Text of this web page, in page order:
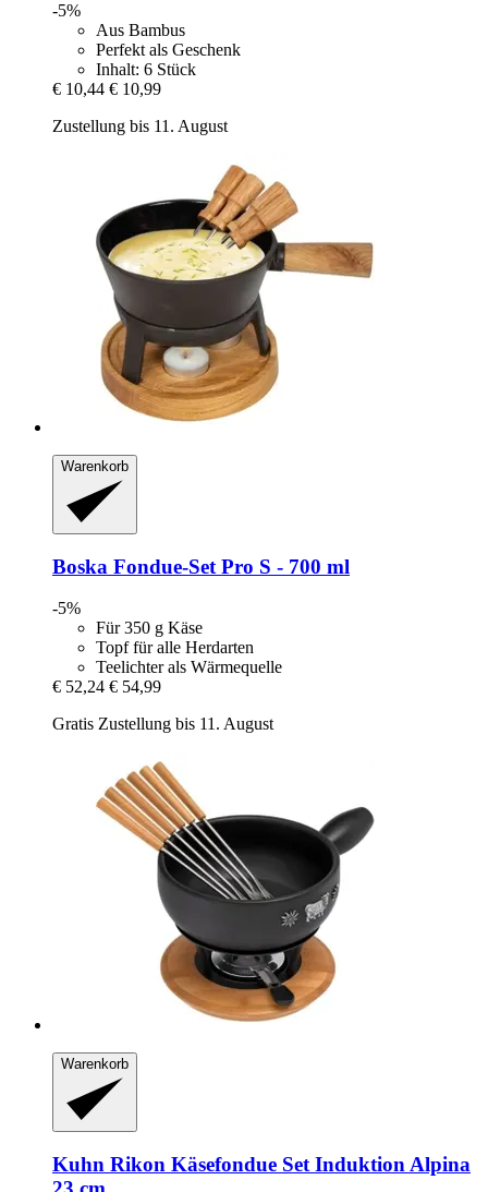
-5%
Aus Bambus
Perfekt als Geschenk
Inhalt: 6 Stück
€ 10,44 € 10,99
Zustellung bis 11. August
Warenkorb
Boska Fondue-​Set Pro S -​ 700 ml
-5%
Für 350 g Käse
Topf für alle Herdarten
Teelichter als Wärmequelle
€ 52,24 € 54,99
Gratis Zustellung bis 11. August
Warenkorb
Kuhn Rikon Käsefondue Set Induktion Alpina